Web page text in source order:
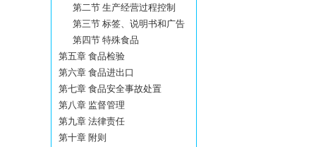
第二节 生产经营过程控制
第三节 标签、说明书和广告
第四节 特殊食品
第五章 食品检验
第六章 食品进出口
第七章 食品安全事故处置
第八章 监督管理
第九章 法律责任
第十章 附则